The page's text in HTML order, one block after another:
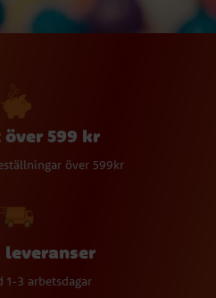
599 kr
över 599kr
leveranser
1-3 arbetsdagar